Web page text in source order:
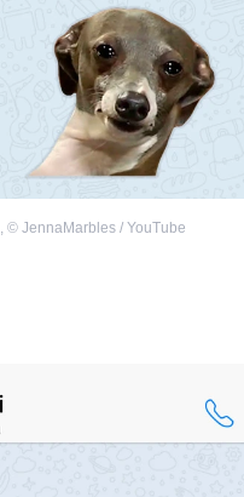
© JennaMarbles / YouTube